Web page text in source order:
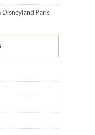
Disneyland Paris